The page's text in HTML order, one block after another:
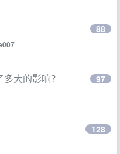
88
大的影响？ 97
128